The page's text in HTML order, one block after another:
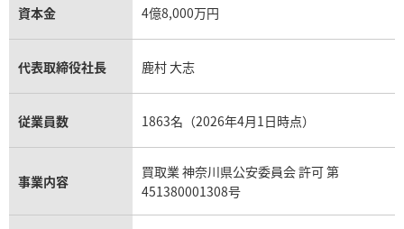
資本金 4億8,000万円
代表取締役社長 鹿村 大志
従業員数 1863名（2026年4月1日時点）
事業内容
買取業 神奈川県公安委員会 許可 第
451380001308号